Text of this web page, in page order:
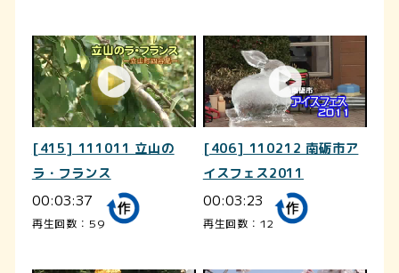
[415] 111011 立山の
ラ・フランス
00:03:37
再生回数：59
[406] 110212 南砺市ア
イスフェス2011
00:03:23
再生回数：12